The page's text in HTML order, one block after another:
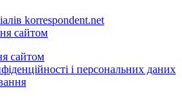
korrespondent.net
сайтом
сайтом
і персональних даних